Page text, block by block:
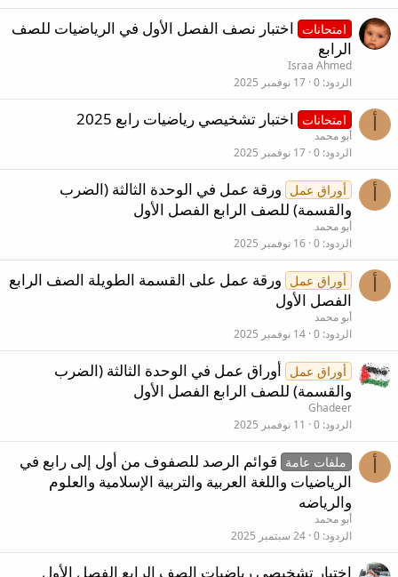
امتحانات اختبار نصف الفصل الأول في الرياضيات للصف
الرابع
Israa Ahmed
الردود 0 17 نوفمبر 2025
أ امتحانات اختبار تشخيصي رياضيات رابع 2025
أبو محمد
الردود 0 17 نوفمبر 2025
أ أوراق عمل ورقة عمل في الوحدة الثالثة (الضرب
والقسمة) للصف الرابع الفصل الأول
أبو محمد
الردود 0 16 نوفمبر 2025
أ أوراق عمل ورقة عمل على القسمة الطويلة الصف الرابع
الفصل الأول
أبو محمد
الردود 0 14 نوفمبر 2025
أوراق عمل أوراق عمل في الوحدة الثالثة (الضرب
والقسمة) للصف الرابع الفصل الأول
Ghadeer
الردود 0 11 نوفمبر 2025
أ ملفات عامة قوائم الرصد للصفوف من أول إلى رابع في
الرياضيات واللغة العربية والتربية الإسلامية والعلوم
والرياضه
أبو محمد
الردود 0 24 سبتمبر 2025
اختبار تشخيصي رياضيات الصف الرابع الفصل الأول